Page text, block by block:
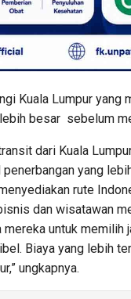
Kuala Lumpur
besar sebelum
dari Kuala
yang
rute
dan wisatawan
untuk
Biaya yang lebih
ungkapnya.